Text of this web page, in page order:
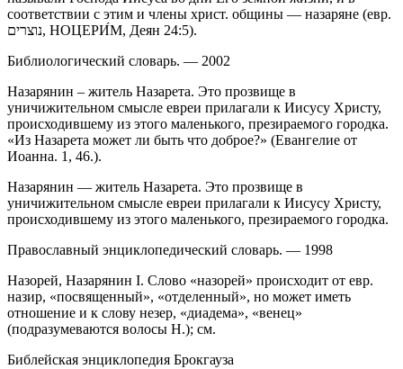
соответствии с этим и члены христ. общины — назаряне (евр.
נוצרים, НОЦЕРИ́М, Деян 24:5).
Библиологический словарь. — 2002
Назарянин – житель Назарета. Это прозвище в
уничижительном смысле евреи прилагали к Иисусу Христу,
происходившему из этого маленького, презираемого городка.
«Из Назарета может ли быть что доброе?» (Евангелие от
Иоанна. 1, 46.).
Назарянин — житель Назарета. Это прозвище в
уничижительном смысле евреи прилагали к Иисусу Христу,
происходившему из этого маленького, презираемого городка.
Православный энциклопедический словарь. — 1998
Назорей, Назарянин I. Слово «назорей» происходит от евр.
назир, «посвященный», «отделенный», но может иметь
отношение и к слову незер, «диадема», «венец»
(подразумеваются волосы Н.); см.
Библейская энциклопедия Брокгауза